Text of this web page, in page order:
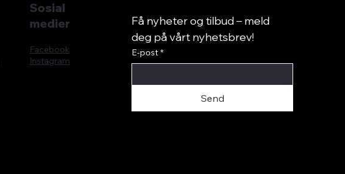
Sosial
medier
Facebook
Instagram
Få nyheter og tilbud – meld
deg på vårt nyhetsbrev!
E-post *
Send